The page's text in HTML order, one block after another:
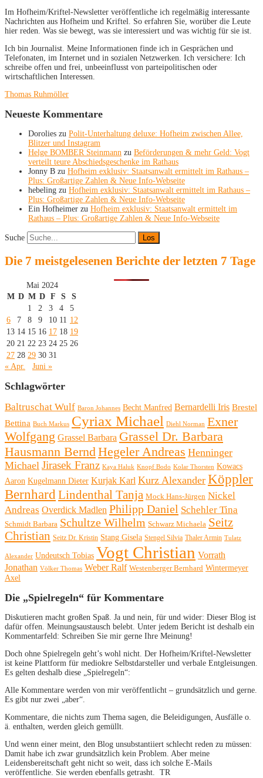
Im Hofheim/Kriftel-Newsletter veröffentliche ich regelmäßig interessante
Nachrichten aus Hofheim und Kriftel. So erfahren Sie, worüber die Leute
hier reden. Was sie bewegt, was sie interessiert und was wichtig für sie ist.
Ich bin Journalist. Meine Informationen finde ich in Gesprächen und
Telefonaten, im Internet und in sozialen Netzwerken. Ich versichere: Ich
schreibe offen und frei, unbeeinflusst von parteipolitischen oder
wirtschaftlichen Interessen.
Thomas Ruhmöller
Neueste Kommentare
Dorolies zu Polit-Unterhaltung deluxe: Hofheim zwischen Allee,
Blitzer und Instagram
Helge BOMBER Steinmann zu Beförderungen & mehr Geld: Vogt
verteilt teure Abschiedsgeschenke im Rathaus
Jonny B zu Hofheim exklusiv: Staatsanwalt ermittelt im Rathaus –
Plus: Großartige Zahlen & Neue Info-Webseite
hebeling zu Hofheim exklusiv: Staatsanwalt ermittelt im Rathaus –
Plus: Großartige Zahlen & Neue Info-Webseite
Ein Hofheimer zu Hofheim exklusiv: Staatsanwalt ermittelt im
Rathaus – Plus: Großartige Zahlen & Neue Info-Webseite
Suche
Die 7 meistgelesenen Berichte der letzten 7 Tage
Mai 2024
M D M D F S
S
1
2 3 4
5
6
7 8 9 10 11 12
13 14 15 16 17 18 19
20 21 22 23 24 25 26
27 28 29 30 31
« Apr.
Juni »
Schlagwörter
Baltruschat Wulf Baron Johannes Becht Manfred Bernardelli Iris Brestel
Bettina Buch Markus Cyriax Michael Diehl Norman Exner
Wolfgang Grassel Barbara Grassel Dr. Barbara
Hausmann Bernd Hegeler Andreas Henninger
Michael Jirasek Franz Kaya Haluk Knopf Bodo Kolar Thorsten Kowacs
Aaron Kugelmann Dieter Kurjak Karl Kurz Alexander Köppler
Bernhard Lindenthal Tanja Mock Hans-Jürgen Nickel
Andreas Overdick Madlen Philipp Daniel Schehler Tina
Schmidt Barbara Schultze Wilhelm Schwarz Michaela Seitz
Christian Seitz Dr. Kristin Stang Gisela Stengel Silvia Thaler Armin Tulatz
Alexander Undeutsch Tobias Vogt Christian Vorrath
Jonathan Völker Thomas Weber Ralf Westenberger Bernhard Wintermeyer
Axel
Die „Spielregeln“ für Kommentare
Diskutieren macht großen Spaß. Ja und nein, für und wider: Dieser Blog ist
dafür offen. Meinungsaustausch belebt. Unter jedem Bericht ist deshalb ein
Kommentarfeld: Schreiben Sie mir gerne Ihre Meinung!
Doch ohne Spielregeln geht’s wohl nicht. Der Hofheim/Kriftel-Newsletter
ist keine Plattform für mediokre Selbstdarsteller und verbale Entgleisungen.
Es gelten deshalb diese „Spielregeln“:
Alle Kommentare werden von mir veröffentlicht – grundsätzlich und gerne.
Es gibt nur zwei „aber“.
Kommentare, die nichts zum Thema sagen, die Beleidigungen, Ausfälle o.
ä. enthalten, werden gleich gemüllt.
Und wenn einer meint, den Blog unsubstantiiert schlecht reden zu müssen:
Damit habe ich zwar grundsätzlich kein Problem. Aber meine
Leidensbereitschaft geht nicht so weit, dass ich solche E-Mails
veröffentliche. Sie werden ebenfalls getrasht. TR